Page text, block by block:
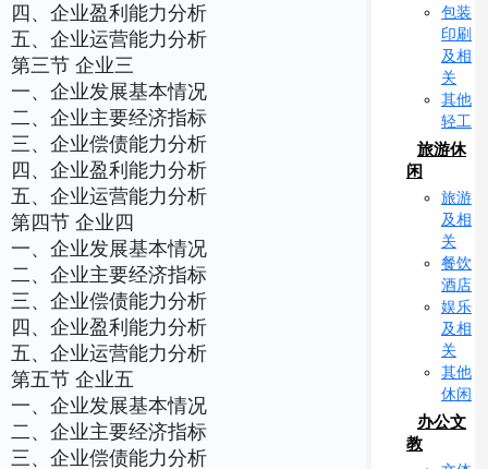
四、企业盈利能力分析
五、企业运营能力分析
第三节 企业三
一、企业发展基本情况
二、企业主要经济指标
三、企业偿债能力分析
四、企业盈利能力分析
五、企业运营能力分析
第四节 企业四
一、企业发展基本情况
二、企业主要经济指标
三、企业偿债能力分析
四、企业盈利能力分析
五、企业运营能力分析
第五节 企业五
一、企业发展基本情况
二、企业主要经济指标
三、企业偿债能力分析
包装
印刷
及相
关
其他
轻工
旅游休
闲
旅游
及相
关
餐饮
酒店
娱乐
及相
关
其他
休闲
办公文
教